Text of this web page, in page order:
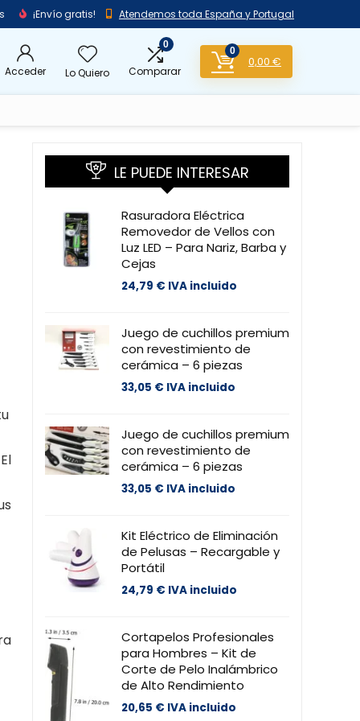
¡Envío gratis! Atendemos toda España y Portugal
Acceder Lo Quiero
0
Comparar
0
0,00 €
LE PUEDE INTERESAR
Rasuradora Eléctrica
Removedor de Vellos con
Luz LED – Para Nariz, Barba y
Cejas
24,79 € IVA incluido
Juego de cuchillos premium
con revestimiento de
cerámica – 6 piezas
33,05 € IVA incluido
Juego de cuchillos premium
con revestimiento de
cerámica – 6 piezas
33,05 € IVA incluido
Kit Eléctrico de Eliminación
de Pelusas – Recargable y
Portátil
24,79 € IVA incluido
Cortapelos Profesionales
para Hombres – Kit de
Corte de Pelo Inalámbrico
de Alto Rendimiento
20,65 € IVA incluido